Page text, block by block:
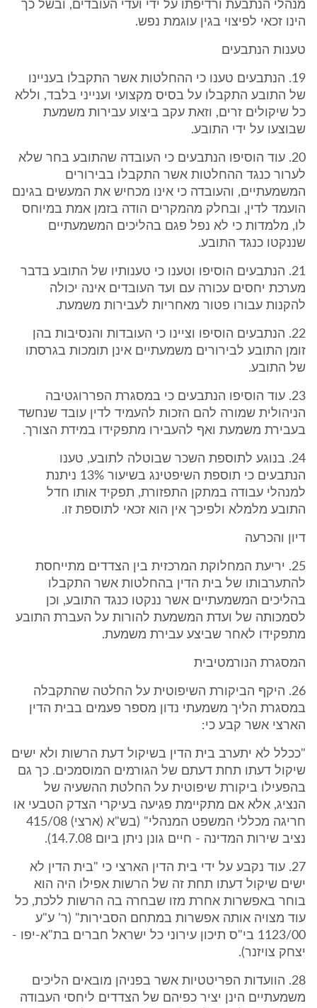
מנהלי הנתבעת ורדיפתו על ידי ועדי העובדים, ובשל כך
הינו זכאי לפיצוי בגין עוגמת נפש.
טענות הנתבעים
19. הנתבעים טענו כי ההחלטות אשר התקבלו בעניינו
של התובע התקבלו על בסיס מקצועי וענייני בלבד, וללא
כל שיקולים זרים, וזאת עקב ביצוע עבירות משמעת
שבוצעו על ידי התובע.
20. עוד הוסיפו הנתבעים כי העובדה שהתובע בחר שלא
לערור כנגד ההחלטות אשר התקבלו בבירורים
המשמעתיים, והעובדה כי אינו מכחיש את המעשים בגינם
הועמד לדין, ובחלק מהמקרים הודה בזמן אמת במיוחס
לו, מלמדות כי לא נפל פגם בהליכים המשמעתיים
שננקטו כנגד התובע.
21. הנתבעים הוסיפו וטענו כי טענותיו של התובע בדבר
מערכת יחסים עכורה עם ועד העובדים אינה יכולה
להקנות עבורו פטור מאחריות לעבירות משמעת.
22. הנתבעים הוסיפו וציינו כי העובדות והנסיבות בהן
זומן התובע לבירורים משמעתיים אינן תומכות בגרסתו
של התובע.
23. עוד הוסיפו הנתבעים כי במסגרת הפררוגטיבה
הניהולית שמורה להם הזכות להעמיד לדין עובד שנחשד
בעבירת משמעת ואף להעבירו מתפקידו במידת הצורך.
24. בנוגע לתוספת השכר שבוטלה לתובע, טענו
הנתבעים כי תוספת השיפטינג בשיעור 13% ניתנת
למנהלי עבודה במתקן התפזורת, תפקיד אותו חדל
התובע מלמלא ולפיכך אין הוא זכאי לתוספת זו.
דיון והכרעה
25. יריעת המחלוקת המרכזית בין הצדדים מתייחסת
להתערבותו של בית הדין בהחלטות אשר התקבלו
בהליכים המשמעתיים אשר ננקטו כנגד התובע, וכן
לסמכותה של ועדת המשמעת להורות על העברת התובע
מתפקידו לאחר שביצע עבירת משמעת.
המסגרת הנורמטיבית
26. היקף הביקורת השיפוטית על החלטה שהתקבלה
במסגרת הליך משמעתי נדון מספר פעמים בבית הדין
הארצי אשר קבע כי:
"ככלל לא יתערב בית הדין בשיקול דעת הרשות ולא ישים
שיקול דעתו תחת דעתם של הגורמים המוסמכים. כך גם
בהפעילו ביקורת שיפוטית על החלטת ההשעיה של
הנציג, אלא אם מתקיימת פגיעה בעיקרי הצדק הטבעי או
חריגה מכללי המשפט המנהלי" (בש"א (ארצי) 415/08
נציב שירות המדינה - חיים גונן ניתן ביום 14.7.08).
27. עוד נקבע על ידי בית הדין הארצי כי "בית הדין לא
ישים שיקול דעתו תחת זה של הרשות אפילו היה הוא
בוחר באפשרות אחרת מזו שבחרה בה הרשות ללכת, כל
עוד מצויה אותה אפשרות במתחם הסבירות" (ר' ע"ע
1123/00 בי"ס תיכון עירוני כל ישראל חברים בת"א-יפו -
יצחק צויזנר).
28. הוועדות הפריטטיות אשר בפניהן מובאים הליכים
משמעתיים הינן יציר כפיהם של הצדדים ליחסי העבודה